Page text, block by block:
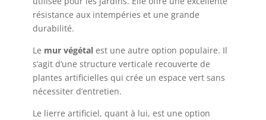
résistance aux intempéries et une grande
durabilité.
Le mur végétalest une autre option populaire. Il
s’agit d’une structure verticale recouverte de
plantes artificielles qui crée un espace vert sans
nécessiter d’entretien.
Le lierre artificiel, quant à lui, est une option